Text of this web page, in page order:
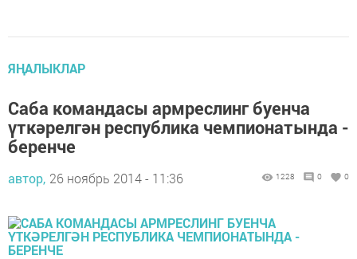
ЯҢАЛЫКЛАР
Саба командасы армреслинг буенча
үткәрелгән республика чемпионатында -
беренче
автор, 26 ноябрь 2014 - 11:36 1228 0 0